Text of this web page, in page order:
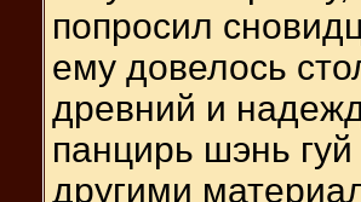
попросил
ему довелось
древний и
панцирь шэнь
другими